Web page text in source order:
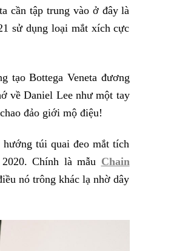
cần tập trung vào ở đây là
sử dụng loại mắt xích cực
tạo Bottega Veneta đương
về Daniel Lee như một tay
đảo giới mộ điệu!
hướng túi quai đeo mắt tích
Chính là mẫu Chain
nó trông khác lạ nhờ dây